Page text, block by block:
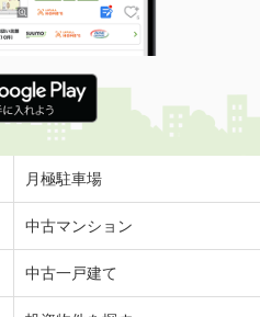
月極駐車場
中古マンション
中古一戸建て